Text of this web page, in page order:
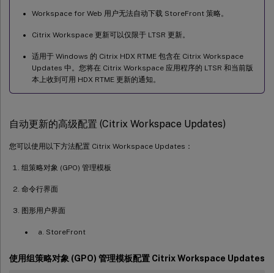
Workspace for Web 用户无法自动下载 StoreFront 策略。
Citrix Workspace 更新可以仅限于 LTSR 更新。
适用于 Windows 的 Citrix HDX RTME 包含在 Citrix Workspace
Updates 中。您将在 Citrix Workspace 应用程序的 LTSR 和当前版
本上收到可用 HDX RTME 更新的通知。
自动更新的高级配置 (Citrix Workspace Updates)
您可以使用以下方法配置 Citrix Workspace Updates：
组策略对象 (GPO) 管理模板
命令行界面
图形用户界面
StoreFront
使用组策略对象 (GPO) 管理模板配置 Citrix Workspace Updates